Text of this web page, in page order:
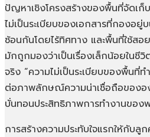
ปัญหาเชิงโครงสร้างของพื้นที่จัดเก็
ไม่เป็นระเบียบของเอกสารที่กองอยู่
ซ้อนกันโดยไร้ทิศทาง และพื้นที่ใช้ส
มักถูกมองว่าเป็นเรื่องเล็กน้อยในชีวิ
จริง “ความไม่เป็นระเบียบของพื้นที่
ต่อภาพลักษณ์ความน่าเชื่อถือของอ
บั่นทอนประสิทธิภาพการทำงานขอ
การสร้างความประทับใจแรกให้กับลู